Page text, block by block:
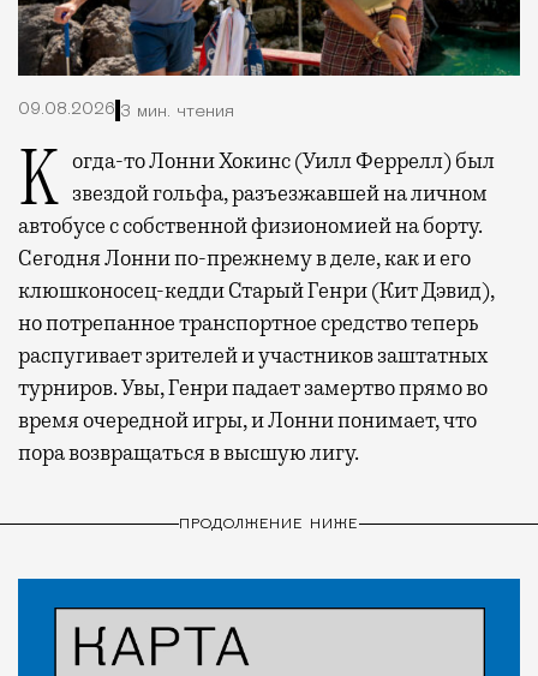
09.08.2026 3 мин. чтения
Когда-то Лонни Хокинс (Уилл Феррелл) был звездой гольфа, разъезжавшей на личном
автобусе с собственной физиономией на борту.
Сегодня Лонни по-прежнему в деле, как и его
клюшконосец-кедди Старый Генри (Кит Дэвид),
но потрепанное транспортное средство теперь
распугивает зрителей и участников заштатных
турниров. Увы, Генри падает замертво прямо во
время очередной игры, и Лонни понимает, что
пора возвращаться в высшую лигу.
ПРОДОЛЖЕНИЕ НИЖЕ